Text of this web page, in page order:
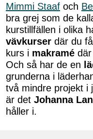
Mimmi Staaf och
bra grej som de
kurstillfällen i olika
vävkurser där du
kurs i makramé
Och så har de en
grunderna i
två mindre projekt i
är det Johanna
håller i.